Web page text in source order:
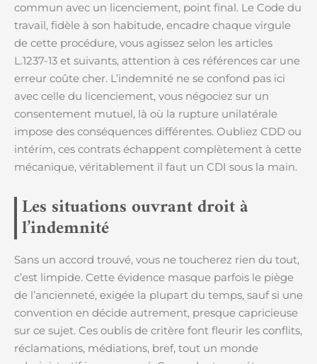
commun avec un licenciement, point final. Le Code du
travail, fidèle à son habitude, encadre chaque virgule
de cette procédure, vous agissez selon les articles
L.1237-13 et suivants, attention à ces références car une
erreur coûte cher. L’indemnité ne se confond pas ici
avec celle du licenciement, vous négociez sur un
consentement mutuel, là où la rupture unilatérale
impose des conséquences différentes. Oubliez CDD ou
intérim, ces contrats échappent complètement à cette
mécanique, véritablement il faut un CDI sous la main.
Les situations ouvrant droit à
l’indemnité
Sans un accord trouvé, vous ne toucherez rien du tout,
c’est limpide. Cette évidence masque parfois le piège
de l’ancienneté, exigée la plupart du temps, sauf si une
convention en décide autrement, presque capricieuse
sur ce sujet. Ces oublis de critère font fleurir les conflits,
réclamations, médiations, bref, tout un monde